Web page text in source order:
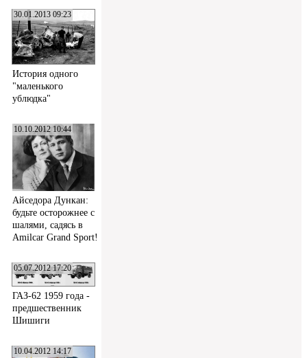
30.01.2013 09:23
История одного
"маленького
ублюдка"
10.10.2012 10:44
Айседора Дункан:
будьте осторожнее с
шалями, садясь в
Amilcar Grand Sport!
05.07.2012 17:20
ГАЗ-62 1959 года -
предшественник
Шишиги
10.04.2012 14:17